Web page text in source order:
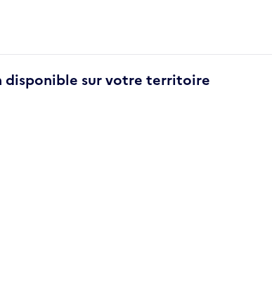
sur votre territoire